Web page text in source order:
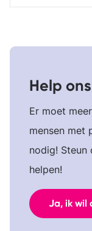
Help
Er moet
mensen met
nodig! Steun
helpen!
Ja, ik wil